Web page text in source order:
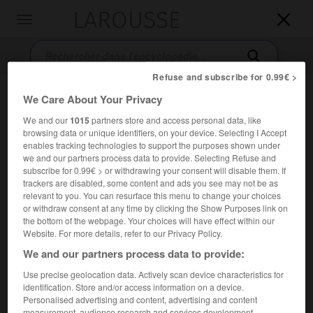


Accueil>Encyclopédie [litterature]> Less Kourbas
LessKourbas
Cet article est extrait de l'ouvrage Larousse « Dictionnaire
mondial des littératures ».
Metteur en scène, acteur, pédagogue ukrainien (Sambor
Refuse and subscribe for 0.99€ >
We Care About Your Privacy
We and our1015partners store and access personal data, like
browsing data or unique identifiers, on your device. Selecting I Accept
enables tracking technologies to support the purposes shown under
we and our partners process data to provide. Selecting Refuse and
subscribe for 0.99€ > or withdrawing your consent will disable them. If
trackers are disabled, some content and ads you see may not be as
relevant to you. You can resurface this menu to change your choices
or withdraw consent at any time by clicking the Show Purposes link on
the bottom of the webpage. Your choices will have effect within our
Website. For more details, refer to our Privacy Policy.
We and our partners process data to provide:
Use precise geolocation data. Actively scan device characteristics for
identification. Store and/or access information on a device.
Personalised advertising and content, advertising and content